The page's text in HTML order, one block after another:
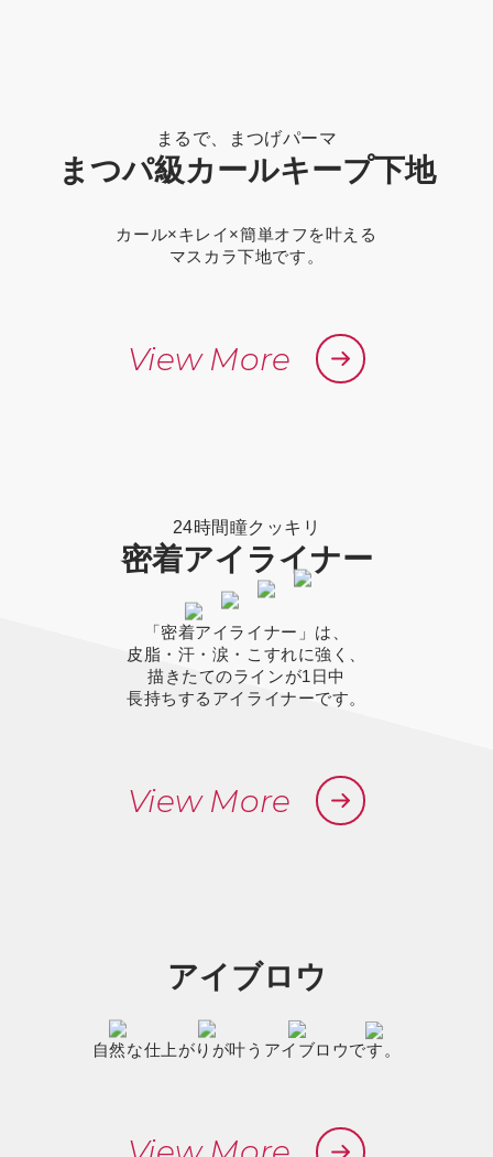
まるで、まつげパーマ
まつパ級カールキープ下地
カール×キレイ×簡単オフを叶える
マスカラ下地です。
View More
24時間瞳クッキリ
密着アイライナー
「密着アイライナー」は、
皮脂・汗・涙・こすれに強く、
描きたてのラインが1日中
長持ちするアイライナーです。
View More
アイブロウ
自然な仕上がりが叶うアイブロウです。